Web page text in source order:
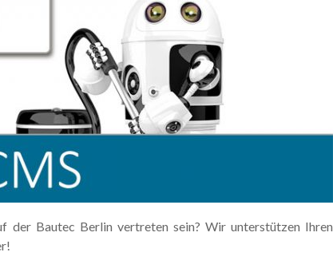
der Bautec Berlin vertreten sein? Wir unterstützen Ihren